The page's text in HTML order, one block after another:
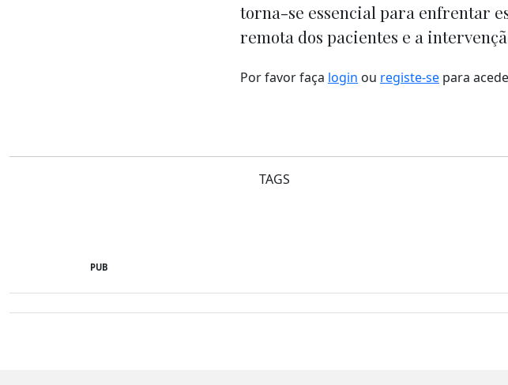
torna-se essencial para enfrentar
remota dos pacientes e a
Por favor faça login ou registe-se para
TAGS
PUB